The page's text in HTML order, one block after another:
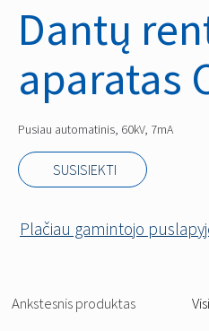
Dantų
aparatas
Pusiau automatinis, 60kV, 7mA
SUSISIEKTI
Plačiau gamintojo
Ankstesnis produktas Visi